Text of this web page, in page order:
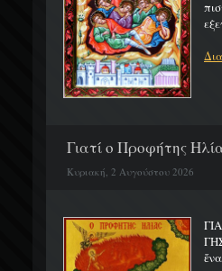
Γιατί ο Προφήτης
Κυριακή, 2 Αυγούστου 2026